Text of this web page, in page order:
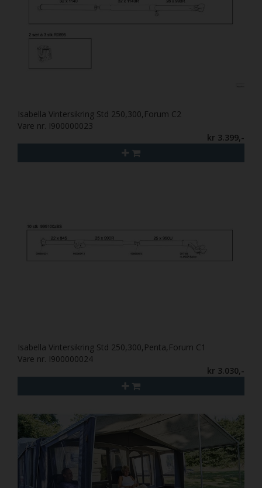
Isabella Vintersikring Std 250,300,Forum C2
Vare nr. I900000023
kr 3.399,-
Isabella Vintersikring Std 250,300,Penta,Forum C1
Vare nr. I900000024
kr 3.030,-